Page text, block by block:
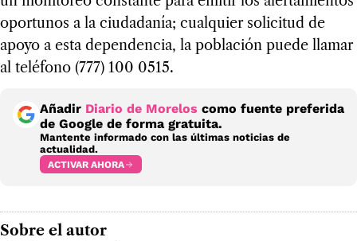
oportunos a la ciudadanía; cualquier solicitud de
apoyo a esta dependencia, la población puede llamar
al teléfono (777) 100 0515.
Añadir Diario de Morelos como fuente preferida
de Google de forma gratuita.
Mantente informado con las últimas noticias de
actualidad.
ACTIVAR AHORA
Sobre el autor